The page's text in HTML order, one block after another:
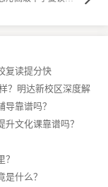
复读提分快
？明达新校区深度解
靠谱吗？
文化课靠谱吗？
什么？